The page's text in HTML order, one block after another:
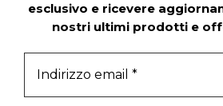
esclusivo e ricevere
nostri ultimi prodotti e